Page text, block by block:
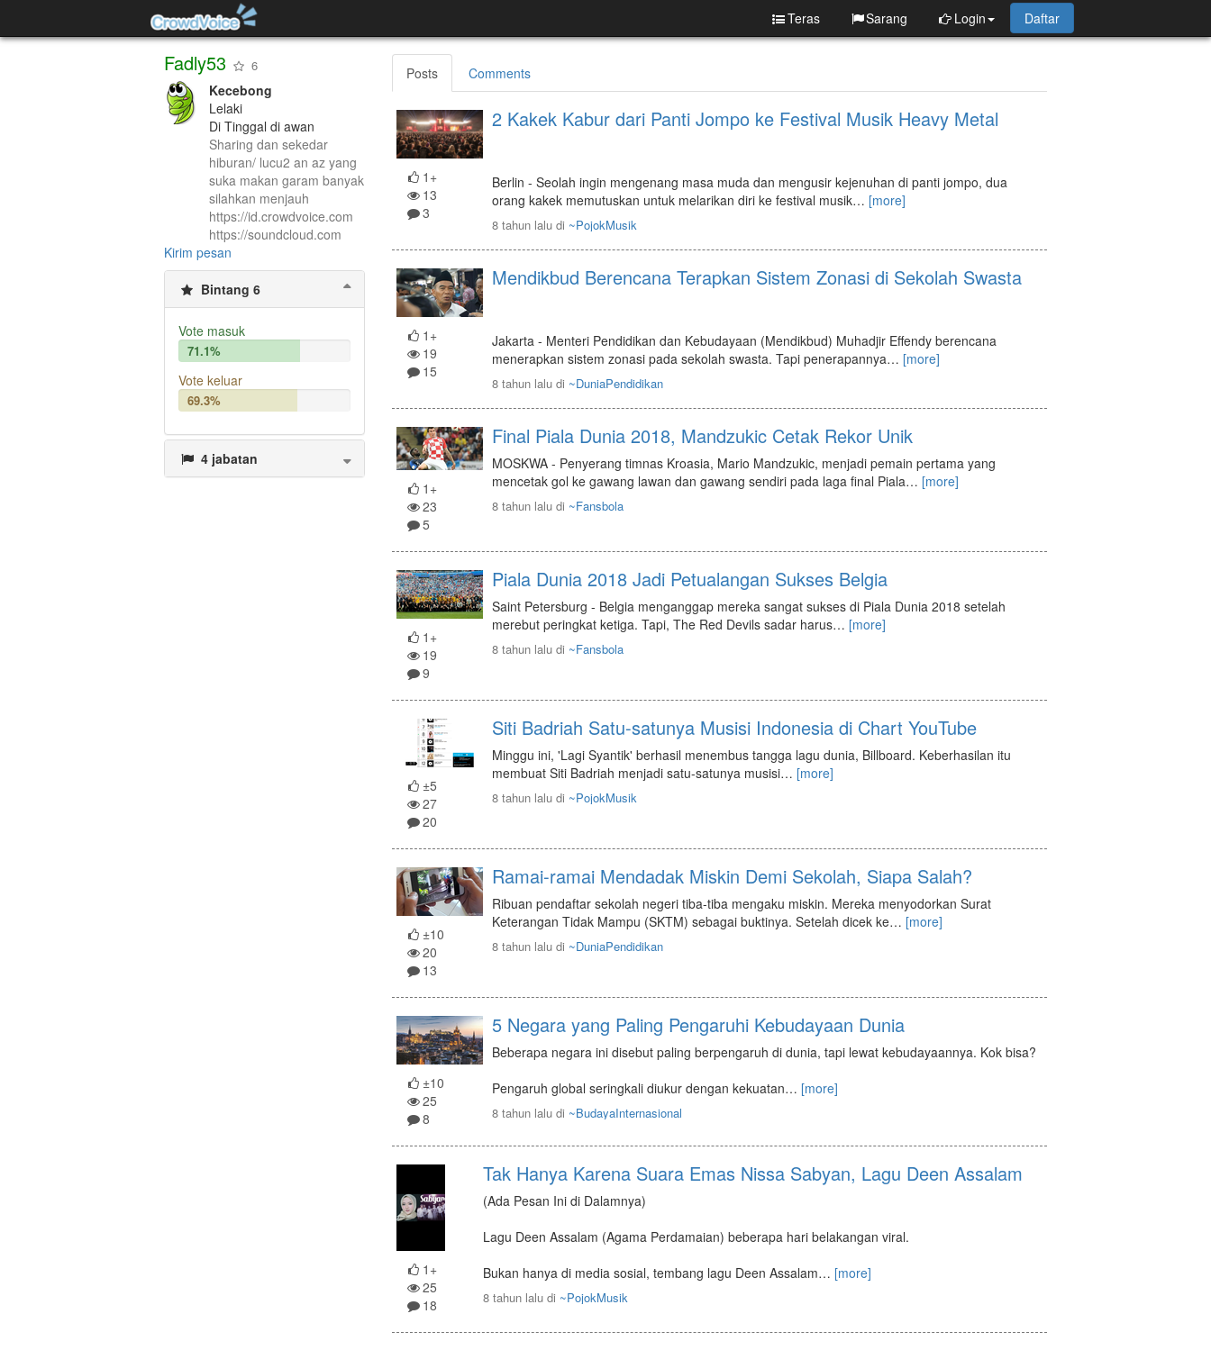
Teras Sarang Login Daftar
Fadly53 6
Kecebong
Lelaki
Di Tinggal di awan
Sharing dan sekedar
hiburan/ lucu2 an az yang
suka makan garam banyak
silahkan menjauh
https://id.crowdvoice.com
https://soundcloud.com
Kirim pesan
Bintang 6
Vote masuk
71.1%
Vote keluar
69.3%
4 jabatan
Posts Comments
1+
13
3
2 Kakek Kabur dari Panti Jompo ke Festival Musik Heavy Metal
Berlin - Seolah ingin mengenang masa muda dan mengusir kejenuhan di panti jompo, dua
orang kakek memutuskan untuk melarikan diri ke festival musik… [more]
8 tahun laludi ~PojokMusik
1+
19
15
Mendikbud Berencana Terapkan Sistem Zonasi di Sekolah Swasta
Jakarta - Menteri Pendidikan dan Kebudayaan (Mendikbud) Muhadjir Effendy berencana
menerapkan sistem zonasi pada sekolah swasta. Tapi penerapannya… [more]
8 tahun laludi ~DuniaPendidikan
1+
23
5
Final Piala Dunia 2018, Mandzukic Cetak Rekor Unik
MOSKWA - Penyerang timnas Kroasia, Mario Mandzukic, menjadi pemain pertama yang
mencetak gol ke gawang lawan dan gawang sendiri pada laga final Piala… [more]
8 tahun laludi ~Fansbola
1+
19
9
Piala Dunia 2018 Jadi Petualangan Sukses Belgia
Saint Petersburg - Belgia menganggap mereka sangat sukses di Piala Dunia 2018 setelah
merebut peringkat ketiga. Tapi, The Red Devils sadar harus… [more]
8 tahun laludi ~Fansbola
±5
27
20
Siti Badriah Satu-satunya Musisi Indonesia di Chart YouTube
Minggu ini, 'Lagi Syantik' berhasil menembus tangga lagu dunia, Billboard. Keberhasilan itu
membuat Siti Badriah menjadi satu-satunya musisi… [more]
8 tahun laludi ~PojokMusik
±10
20
13
Ramai-ramai Mendadak Miskin Demi Sekolah, Siapa Salah?
Ribuan pendaftar sekolah negeri tiba-tiba mengaku miskin. Mereka menyodorkan Surat
Keterangan Tidak Mampu (SKTM) sebagai buktinya. Setelah dicek ke… [more]
8 tahun laludi ~DuniaPendidikan
±10
25
8
5 Negara yang Paling Pengaruhi Kebudayaan Dunia
Beberapa negara ini disebut paling berpengaruh di dunia, tapi lewat kebudayaannya. Kok bisa?
Pengaruh global seringkali diukur dengan kekuatan… [more]
8 tahun laludi ~BudayaInternasional
1+
25
18
Tak Hanya Karena Suara Emas Nissa Sabyan, Lagu Deen Assalam
(Ada Pesan Ini di Dalamnya)
Lagu Deen Assalam (Agama Perdamaian) beberapa hari belakangan viral.
Bukan hanya di media sosial, tembang lagu Deen Assalam… [more]
8 tahun laludi ~PojokMusik